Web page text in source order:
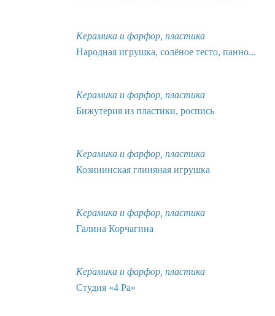
Керамика и фарфор, пластика
Народная игрушка, солёное тесто, панно...
Керамика и фарфор, пластика
Бижутерия из пластики, роспись
Керамика и фарфор, пластика
Козининская глиняная игрушка
Керамика и фарфор, пластика
Галина Корчагина
Керамика и фарфор, пластика
Студия «4 Ра»